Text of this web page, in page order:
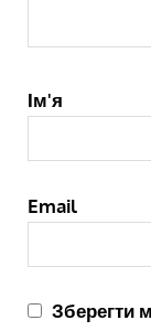
Ім'я
Email
Зберегти